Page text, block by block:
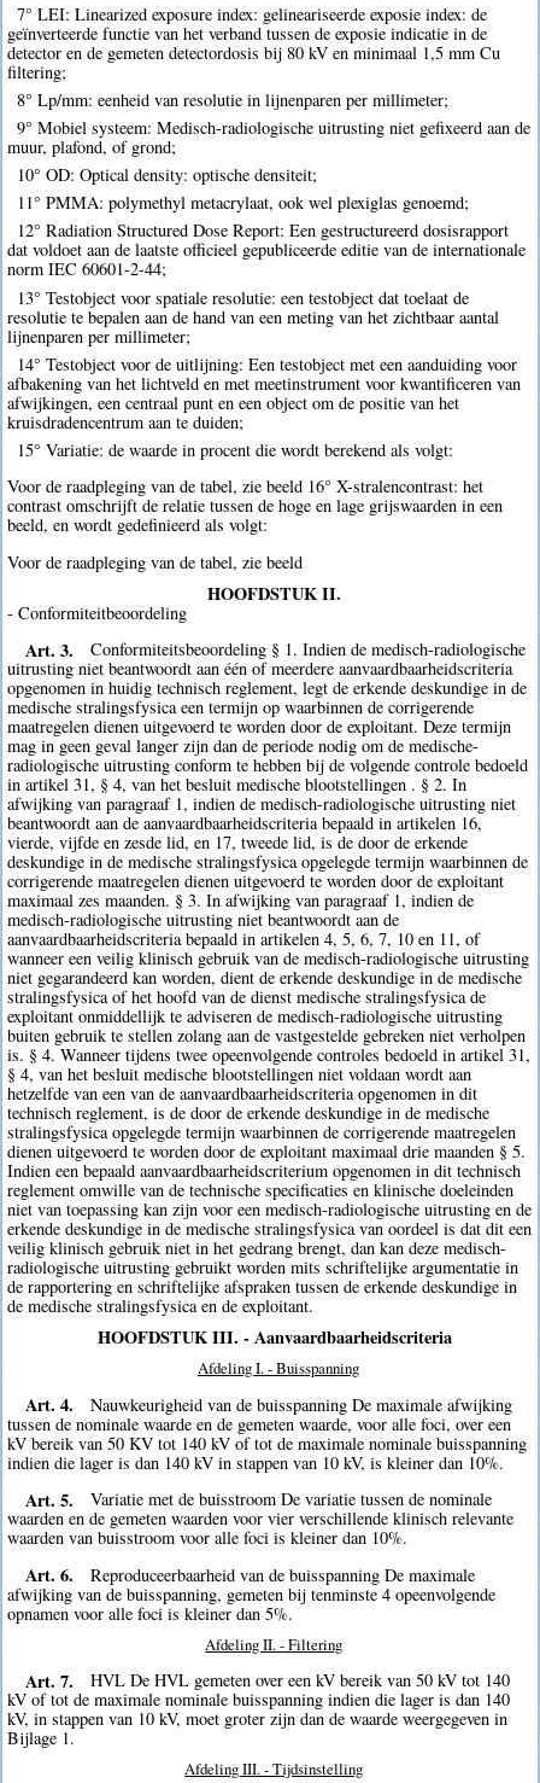
7° LEI: Linearized exposure index: gelineariseerde exposie index: de
geïnverteerde functie van het verband tussen de exposie indicatie in de
detector en de gemeten detectordosis bij 80 kV en minimaal 1,5 mm Cu
filtering;
8° Lp/mm: eenheid van resolutie in lijnenparen per millimeter;
9° Mobiel systeem: Medisch-radiologische uitrusting niet gefixeerd aan de
muur, plafond, of grond;
10° OD: Optical density: optische densiteit;
11° PMMA: polymethyl metacrylaat, ook wel plexiglas genoemd;
12° Radiation Structured Dose Report: Een gestructureerd dosisrapport
dat voldoet aan de laatste officieel gepubliceerde editie van de internationale
norm IEC 60601-2-44;
13° Testobject voor spatiale resolutie: een testobject dat toelaat de
resolutie te bepalen aan de hand van een meting van het zichtbaar aantal
lijnenparen per millimeter;
14° Testobject voor de uitlijning: Een testobject met een aanduiding voor
afbakening van het lichtveld en met meetinstrument voor kwantificeren van
afwijkingen, een centraal punt en een object om de positie van het
kruisdradencentrum aan te duiden;
15° Variatie: de waarde in procent die wordt berekend als volgt:
Voor de raadpleging van de tabel, zie beeld 16° X-stralencontrast: het
contrast omschrijft de relatie tussen de hoge en lage grijswaarden in een
beeld, en wordt gedefinieerd als volgt:
Voor de raadpleging van de tabel, zie beeld
HOOFDSTUK II.
- Conformiteitbeoordeling
Art. 3.
Conformiteitsbeoordeling § 1. Indien de medisch-radiologische
uitrusting niet beantwoordt aan één of meerdere aanvaardbaarheidscriteria
opgenomen in huidig technisch reglement, legt de erkende deskundige in de
medische stralingsfysica een termijn op waarbinnen de corrigerende
maatregelen dienen uitgevoerd te worden door de exploitant. Deze termijn
mag in geen geval langer zijn dan de periode nodig om de medische-
radiologische uitrusting conform te hebben bij de volgende controle bedoeld
in artikel 31, § 4, van het besluit medische blootstellingen . § 2. In
afwijking van paragraaf 1, indien de medisch-radiologische uitrusting niet
beantwoordt aan de aanvaardbaarheidscriteria bepaald in artikelen 16,
vierde, vijfde en zesde lid, en 17, tweede lid, is de door de erkende
deskundige in de medische stralingsfysica opgelegde termijn waarbinnen de
corrigerende maatregelen dienen uitgevoerd te worden door de exploitant
maximaal zes maanden. § 3. In afwijking van paragraaf 1, indien de
medisch-radiologische uitrusting niet beantwoordt aan de
aanvaardbaarheidscriteria bepaald in artikelen 4, 5, 6, 7, 10 en 11, of
wanneer een veilig klinisch gebruik van de medisch-radiologische uitrusting
niet gegarandeerd kan worden, dient de erkende deskundige in de medische
stralingsfysica of het hoofd van de dienst medische stralingsfysica de
exploitant onmiddellijk te adviseren de medisch-radiologische uitrusting
buiten gebruik te stellen zolang aan de vastgestelde gebreken niet verholpen
is. § 4. Wanneer tijdens twee opeenvolgende controles bedoeld in artikel 31,
§ 4, van het besluit medische blootstellingen niet voldaan wordt aan
hetzelfde van een van de aanvaardbaarheidscriteria opgenomen in dit
technisch reglement, is de door de erkende deskundige in de medische
stralingsfysica opgelegde termijn waarbinnen de corrigerende maatregelen
dienen uitgevoerd te worden door de exploitant maximaal drie maanden § 5.
Indien een bepaald aanvaardbaarheidscriterium opgenomen in dit technisch
reglement omwille van de technische specificaties en klinische doeleinden
niet van toepassing kan zijn voor een medisch-radiologische uitrusting en de
erkende deskundige in de medische stralingsfysica van oordeel is dat dit een
veilig klinisch gebruik niet in het gedrang brengt, dan kan deze medisch-
radiologische uitrusting gebruikt worden mits schriftelijke argumentatie in
de rapportering en schriftelijke afspraken tussen de erkende deskundige in
de medische stralingsfysica en de exploitant.
HOOFDSTUK III. - Aanvaardbaarheidscriteria
Afdeling I. - Buisspanning
Art. 4.
Nauwkeurigheid van de buisspanning De maximale afwijking
tussen de nominale waarde en de gemeten waarde, voor alle foci, over een
kV bereik van 50 KV tot 140 kV of tot de maximale nominale buisspanning
indien die lager is dan 140 kV in stappen van 10 kV, is kleiner dan 10%.
Art. 5.
Variatie met de buisstroom De variatie tussen de nominale
waarden en de gemeten waarden voor vier verschillende klinisch relevante
waarden van buisstroom voor alle foci is kleiner dan 10%.
Art. 6.
Reproduceerbaarheid van de buisspanning De maximale
afwijking van de buisspanning, gemeten bij tenminste 4 opeenvolgende
opnamen voor alle foci is kleiner dan 5%.
Afdeling II. - Filtering
Art. 7.
HVL De HVL gemeten over een kV bereik van 50 kV tot 140
kV of tot de maximale nominale buisspanning indien die lager is dan 140
kV, in stappen van 10 kV, moet groter zijn dan de waarde weergegeven in
Bijlage 1.
Afdeling III. - Tijdsinstelling